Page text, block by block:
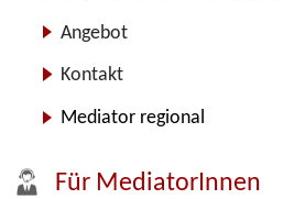
Angebot
Kontakt
Mediator regional
Für MediatorInnen